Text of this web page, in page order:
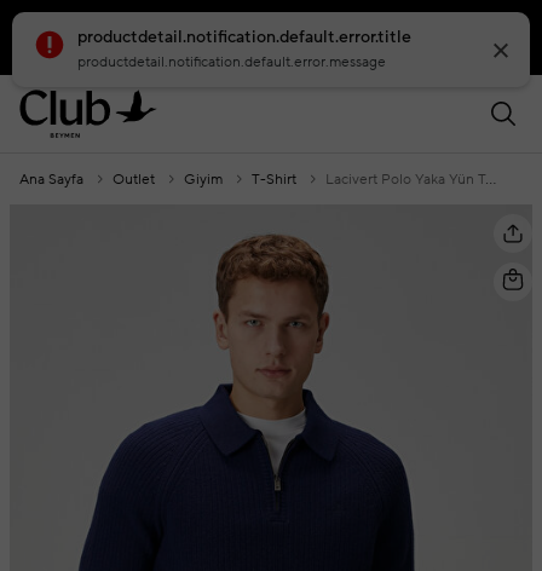
smartbanner.popup.text smartbanner.popup.buttontext
productdetail.notification.default.error.title
productdetail.notification.default.error.message
Ana Sayfa Outlet Giyim T-Shirt Lacivert Polo Yaka Yün Triko